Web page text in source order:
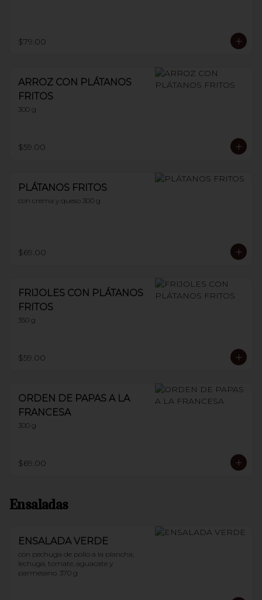
$79.00
ARROZ CON PLÁTANOS
FRITOS
300 g
$59.00
PLÁTANOS FRITOS
con crema y queso 300 g
$69.00
FRIJOLES CON PLÁTANOS
FRITOS
350 g
$59.00
ORDEN DE PAPAS A LA
FRANCESA
300 g
$69.00
Ensaladas
ENSALADA VERDE
con pechuga de pollo a la plancha,
lechuga, tomate, aguacate y
parmesano. 370 g